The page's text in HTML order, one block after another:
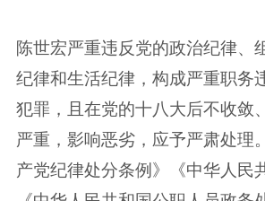
陈世宏严重违反党的政治纪律、
纪律和生活纪律，构成严重职务
犯罪，且在党的十八大后不收敛
严重，影响恶劣，应予严肃处理
产党纪律处分条例》《中华人民